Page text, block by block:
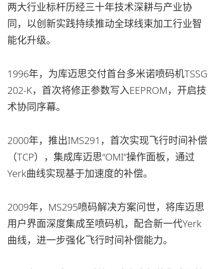
两大行业标杆历经三十年技术深耕与产业协
同，以创新实践持续推动全球线束加工行业智
能化升级。
1996年，为库迈思交付首台多米诺喷码机TSSG
202-K，首次将修正参数写入EEPROM，开启技
术协同序幕。
2000年，推出IMS291，首次实现飞行时间补偿
（TCP），集成库迈思“OMI”操作面板，通过
Yerk曲线实现基于加速度的补偿。
2009年，MS295喷码解决方案问世，将库迈思
用户界面深度集成至喷码机，配合新一代Yerk
曲线，进一步强化飞行时间补偿能力。